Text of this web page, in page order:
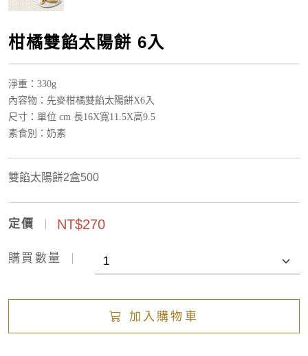
柑橘雙餡太陽餅 6入
淨重：330g
內容物：先麥柑橘雙餡太陽餅X6入
尺寸：單位 cm 長16X寬11.5X高9.5
素食別：奶素
雙餡太陽餅2盒500
定價 NT$270
購買數量
加入購物車